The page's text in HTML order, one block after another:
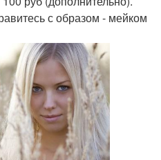
с образом - мейком